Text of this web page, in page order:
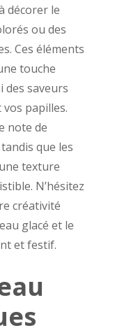
décorer le
ou des
Ces éléments
touche
des saveurs
papilles.
note de
que les
texture
N’hésitez
créativité
glacé et le
et festif.